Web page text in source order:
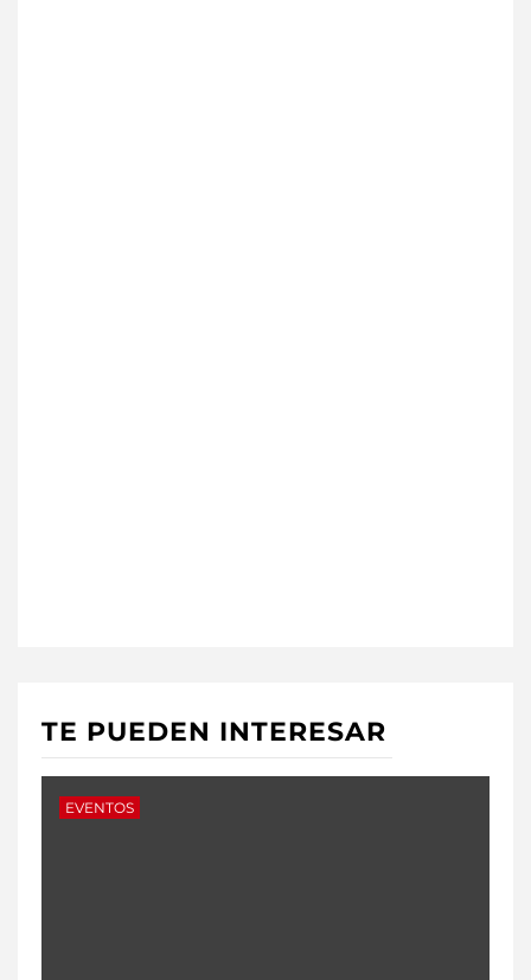
TE PUEDEN INTERESAR
EVENTOS